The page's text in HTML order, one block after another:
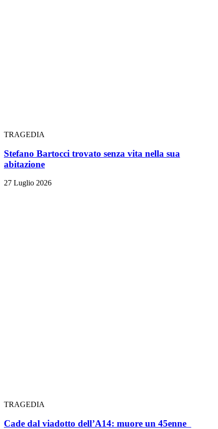
TRAGEDIA
Stefano Bartocci trovato senza vita nella sua
abitazione
27 Luglio 2026
TRAGEDIA
Cade dal viadotto dell’A14: muore un 45enne